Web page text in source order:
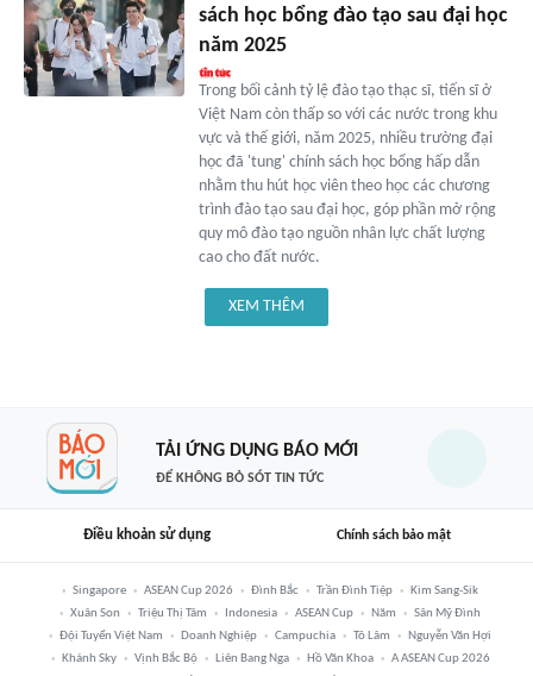
sách học bổng đào tạo sau đại học
năm 2025
Trong bối cảnh tỷ lệ đào tạo thạc sĩ, tiến sĩ ở
Việt Nam còn thấp so với các nước trong khu
vực và thế giới, năm 2025, nhiều trường đại
học đã 'tung' chính sách học bổng hấp dẫn
nhằm thu hút học viên theo học các chương
trình đào tạo sau đại học, góp phần mở rộng
quy mô đào tạo nguồn nhân lực chất lượng
cao cho đất nước.
XEM THÊM
TẢI ỨNG DỤNG BÁO MỚI
ĐỂ KHÔNG BỎ SÓT TIN TỨC
Điều khoản sử dụng Chính sách bảo mật
Singapore ASEAN Cup 2026 Đình Bắc Trần Đình Tiệp
Kim Sang-Sik
Xuân Son
Triệu Thị Tâm Indonesia ASEAN Cup Năm
Sân Mỹ Đình
Đội Tuyển Việt Nam
Doanh Nghiệp Campuchia Tô Lâm
Nguyễn Văn Hợi
Khánh Sky
Vịnh Bắc Bộ Liên Bang Nga Hồ Văn Khoa
A ASEAN Cup 2026